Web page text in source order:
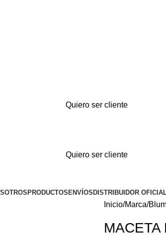
Quiero ser cliente
Quiero ser cliente
PRODUCTOS ENVÍOS DISTRIBUIDOR
Inicio Marca
MACETA